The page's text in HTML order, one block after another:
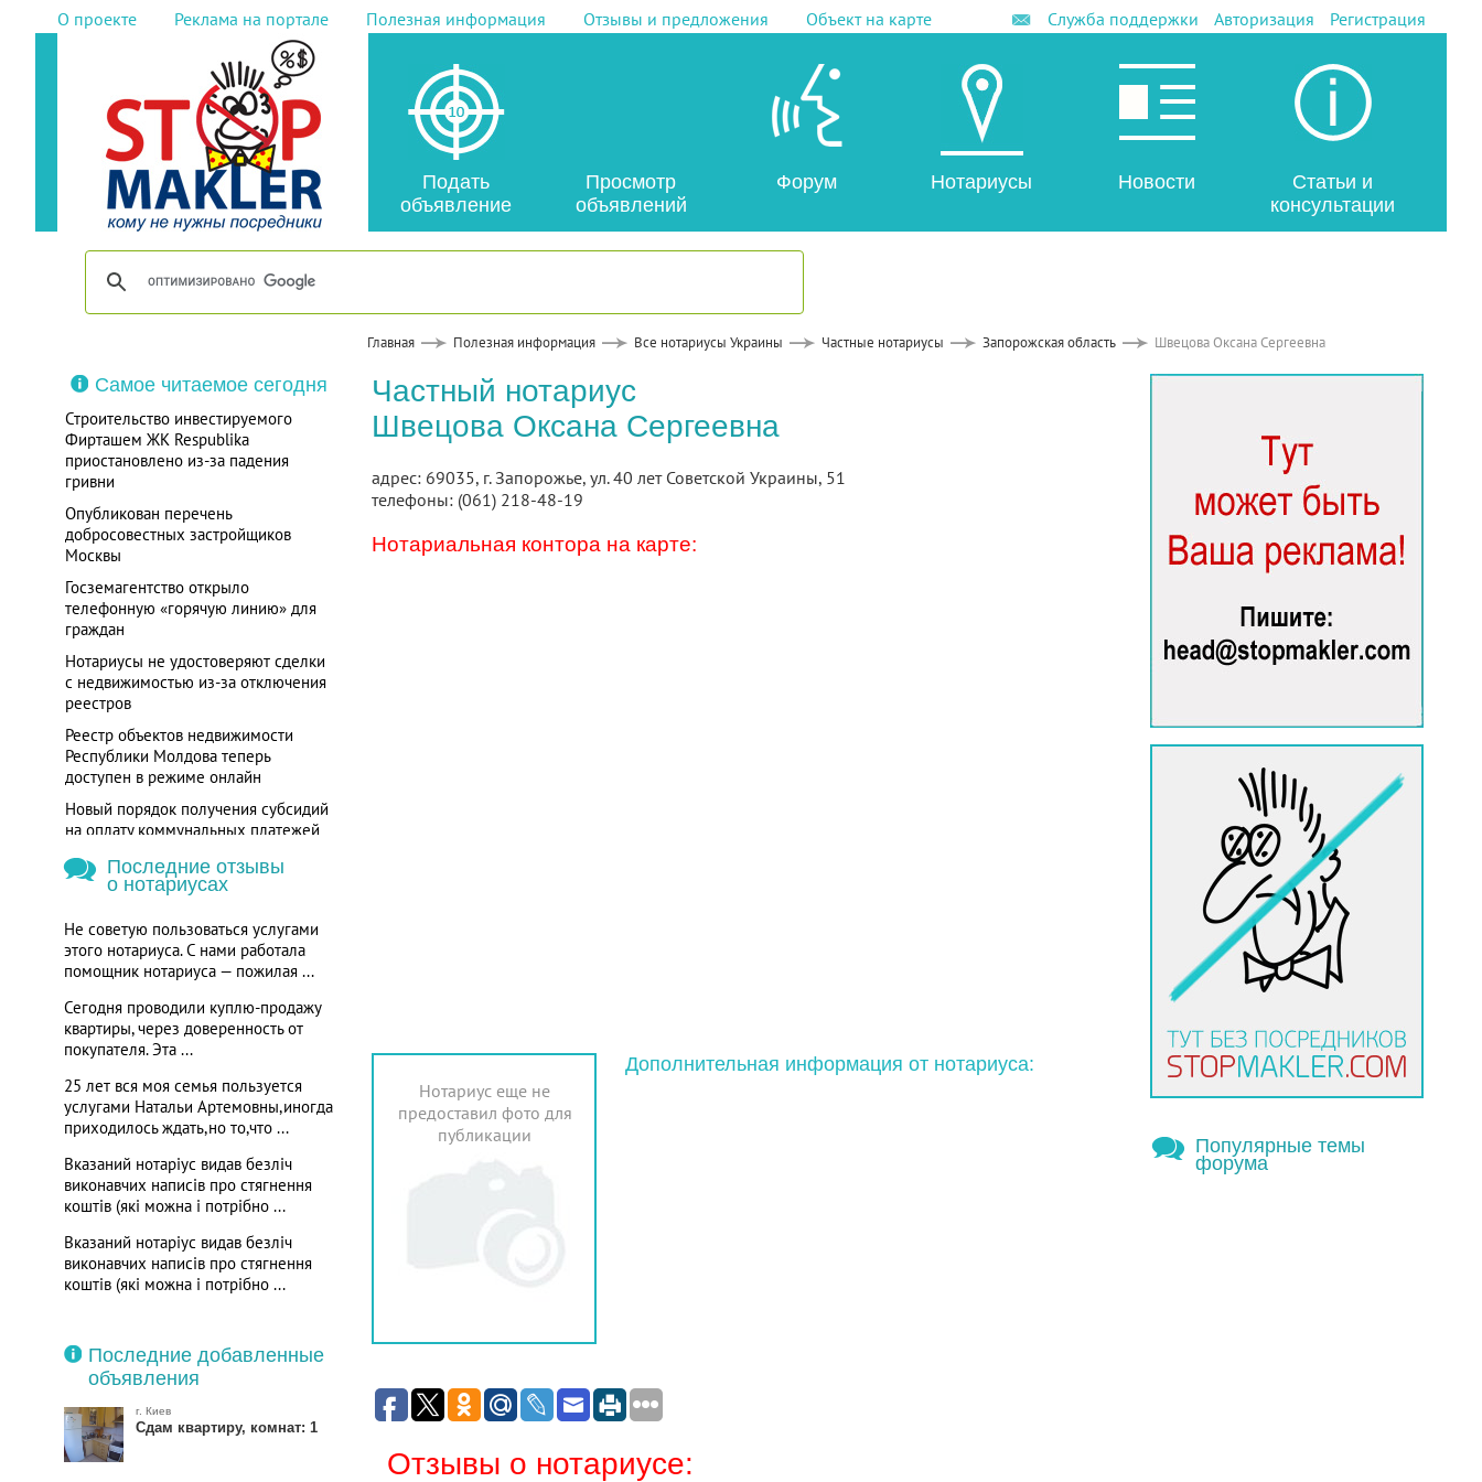
О проекте Реклама на портале Полезная информация Отзывы и предложения Объект на карте Служба поддержки Авторизация Регистрация
Подать
объявление
Просмотр
объявлений
Форум Нотариусы Новости
Статьи и
консультации
Главная Полезная информация Все нотариусы Украины Частные нотариусы Запорожская область Швецова Оксана Сергеевна
Самое читаемое сегодня
Строительство инвестируемого
Фирташем ЖК Respublika
приостановлено из-за падения
гривни
Опубликован перечень
добросовестных застройщиков
Москвы
Госземагентство открыло
телефонную «горячую линию» для
граждан
Нотариусы не удостоверяют сделки
с недвижимостью из-за отключения
реестров
Реестр объектов недвижимости
Республики Молдова теперь
доступен в режиме онлайн
Новый порядок получения субсидий
на оплату коммунальных платежей
Последние отзывы
о нотариусах
Не советую пользоваться услугами
этого нотариуса. С нами работала
помощник нотариуса — пожилая ...
Сегодня проводили куплю-продажу
квартиры, через доверенность от
покупателя. Эта ...
25 лет вся моя семья пользуется
услугами Натальи Артемовны,иногда
приходилось ждать,но то,что ...
Вказаний нотаріус видав безліч
виконавчих написів про стягнення
коштів (які можна і потрібно ...
Вказаний нотаріус видав безліч
виконавчих написів про стягнення
коштів (які можна і потрібно ...
Последние добавленные
объявления
г. Киев
Сдам квартиру, комнат: 1
Частный нотариус
Швецова Оксана Сергеевна
адрес: 69035, г. Запорожье, ул. 40 лет Советской Украины, 51
телефоны: (061) 218-48-19
Нотариальная контора на карте:
Дополнительная информация от нотариуса:
Нотариус еще не
предоставил фото для
публикации
Отзывы о нотариусе:
Популярные темы
форума